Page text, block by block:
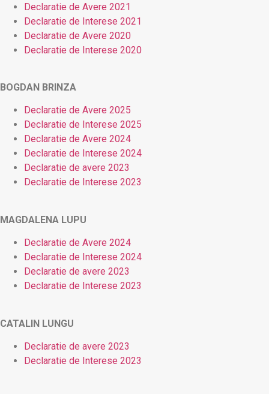
Declaratie de Avere 2021
Declaratie de Interese 2021
Declaratie de Avere 2020
Declaratie de Interese 2020
BOGDAN BRINZA
Declaratie de Avere 2025
Declaratie de Interese 2025
Declaratie de Avere 2024
Declaratie de Interese 2024
Declaratie de avere 2023
Declaratie de Interese 2023
MAGDALENA LUPU
Declaratie de Avere 2024
Declaratie de Interese 2024
Declaratie de avere 2023
Declaratie de Interese 2023
CATALIN LUNGU
Declaratie de avere 2023
Declaratie de Interese 2023